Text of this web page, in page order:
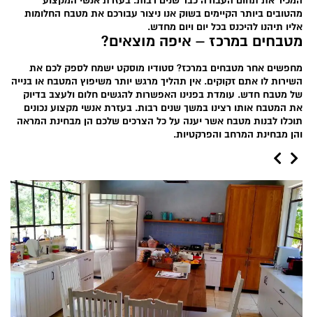
מהטובים ביותר הקיימים בשוק אנו ניצור עבורכם את מטבח החלומות
אליו תיהנו להיכנס בכל יום ויום מחדש.
מטבחים במרכז – איפה מוצאים?
מחפשים אחר מטבחים במרכז? סטודיו מוסקט ישמח לספק לכם את
השירות לו אתם זקוקים. אין תהליך מרגש יותר משיפוץ המטבח או בנייה
של מטבח חדש. עומדת בפנינו האפשרות להגשים חלום ולעצב בדיוק
את המטבח אותו רצינו במשך שנים רבות. בעזרת אנשי מקצוע נכונים
תוכלו לבנות מטבח אשר יענה על כל הצרכים שלכם הן מבחינת המראה
והן מבחינת המרחב והפרקטיות.